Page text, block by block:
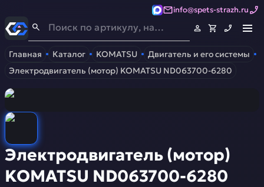
info@spets-strazh.ru
Спец-Страж- Запчасти для спецтехники
Главная Каталог KOMATSU
Двигатель и его системы
Электродвигатель (мотор) KOMATSU ND063700-6280
Электродвигатель (мотор)
KOMATSU ND063700-6280